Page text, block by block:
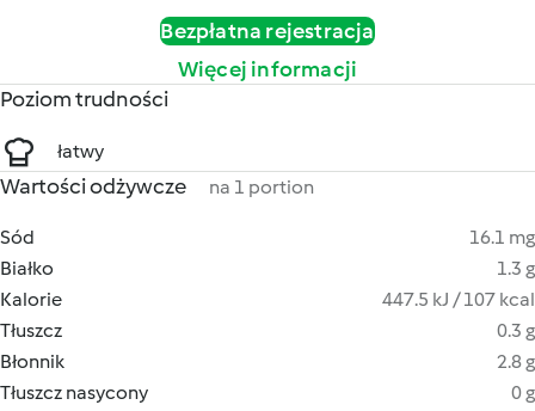
Bezpłatna rejestracja
Więcej informacji
Poziom trudności
łatwy
Wartości odżywcze na 1 portion
Sód
16.1 mg
Białko
1.3 g
Kalorie
447.5 kJ / 107 kcal
Tłuszcz
0.3 g
Błonnik
2.8 g
Tłuszcz nasycony
0 g